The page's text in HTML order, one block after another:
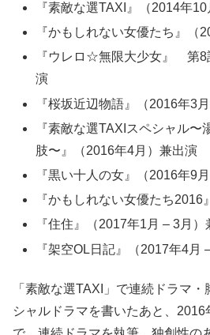
『素敵な選TAXI』（2014年
『かもしれない女優たち』（
『ウレロ☆無限大少女』 第8
演
『桜坂近辺物語』（2016年3
『素敵な選TAXIスペシャル〜
肢〜』（2016年4月）兼出演
『黒い十人の女』（2016年9
『かもしれない女優たち2016
『住住』（2017年1月 – 3月）
『架空OL日記』（2017年4月
「素敵な選TAXI」で連続ドラマ
シャルドラマを書いたあと、